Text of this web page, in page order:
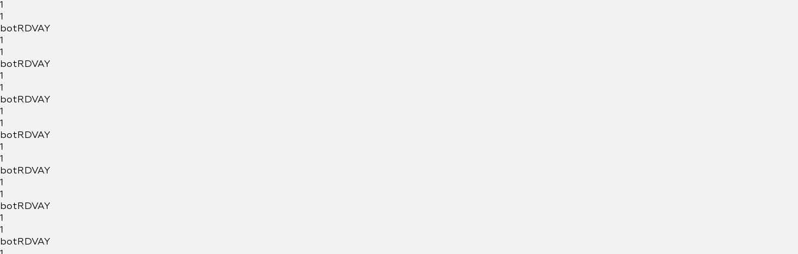
1
1
botRDVAY
1
1
botRDVAY
1
1
botRDVAY
1
1
botRDVAY
1
1
botRDVAY
1
1
botRDVAY
1
1
botRDVAY